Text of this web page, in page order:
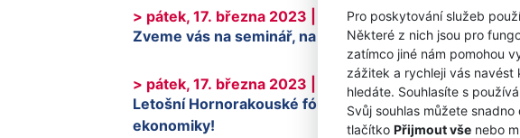
Pro poskytování služeb
Některé z nich jsou pro
zatímco jiné nám pomohou
zážitek a rychleji vás navést
hledáte. Souhlasíte s
Svůj souhlas můžete
tlačítko Přijmout vše nebo
> pátek, 17. března 2023 |
Seminář: Pražské
Zveme vás na seminář, na kterém budou
> pátek, 17. března 2023 |
Hornorakouské fórum
Letošní Hornorakouské fórum budoucnosti se bude
ekonomiky!